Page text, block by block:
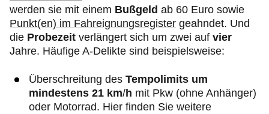
werden sie mit einem Bußgeld ab 60 Euro sowie
Punkt(en) im Fahreignungsregister geahndet. Und
die Probezeit verlängert sich um zwei auf vier
Jahre. Häufige A-Delikte sind beispielsweise:
Überschreitung des Tempolimits um
mindestens 21 km/h mit Pkw (ohne Anhänger)
oder Motorrad. Hier finden Sie weitere